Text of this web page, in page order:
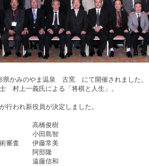
県かみのやま温泉 古窯 にて開催されました。
村上一義氏による「将棋と人生」。
行われ新役員が決定しました。
橋俊樹
務 小田島智
術審査 伊藤常美
阿部隆
遠藤信和